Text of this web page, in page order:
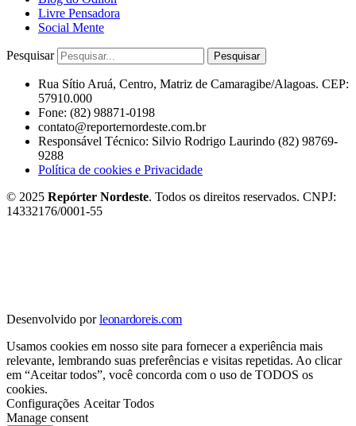
Livre Pensadora
Social Mente
Pesquisar Pesquisar
Rua Sítio Aruá, Centro, Matriz de Camaragibe/Alagoas. CEP:
57910.000
Fone: (82) 98871-0198
contato@reporternordeste.com.br
Responsável Técnico: Silvio Rodrigo Laurindo (82) 98769-
9288
Política de cookies e Privacidade
© 2025 Repórter Nordeste. Todos os direitos reservados. CNPJ:
14332176/0001-55
Desenvolvido porleonardoreis.com
Usamos cookies em nosso site para fornecer a experiência mais
relevante, lembrando suas preferências e visitas repetidas. Ao clicar
em “Aceitar todos”, você concorda com o uso de TODOS os
cookies.
Configurações Aceitar Todos
Manage consent